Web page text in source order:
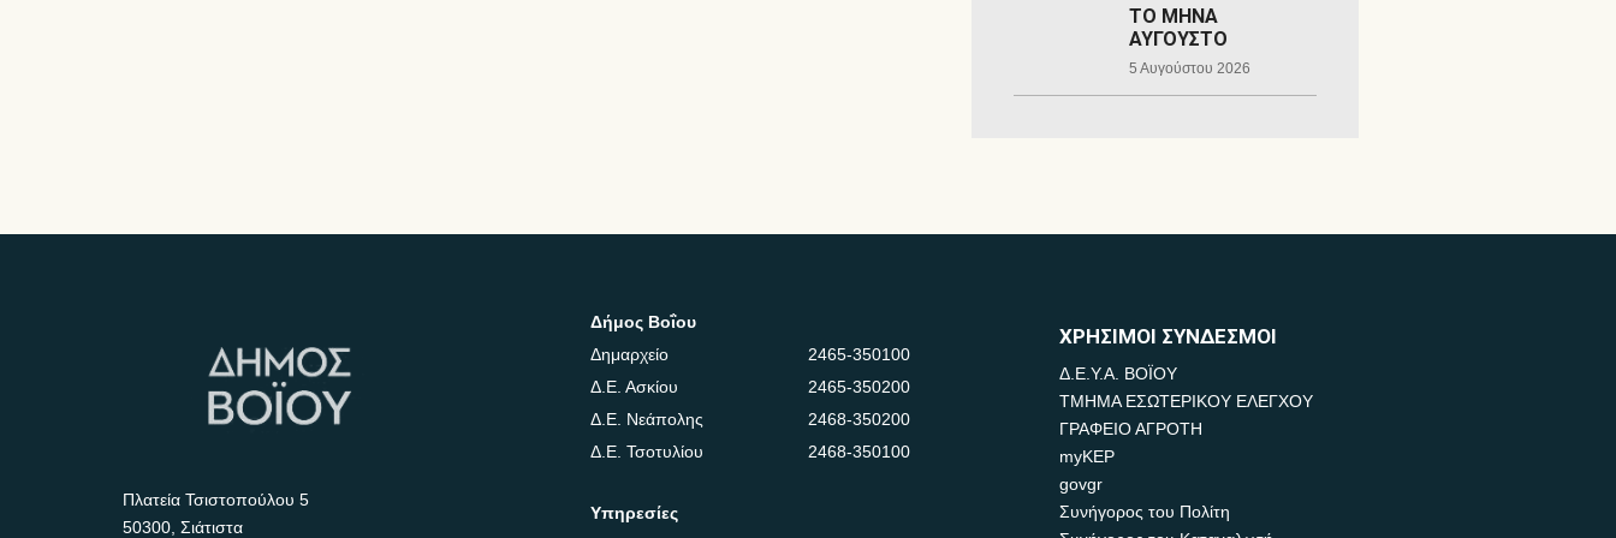
ΤΟ ΜΗΝΑ
ΑΥΓΟΥΣΤΟ
5 Αυγούστου 2026
Πλατεία Τσιστοπούλου 5
50300, Σιάτιστα
Δήμος Βοΐου
Δημαρχείο
2465-350100
Δ.Ε. Ασκίου
2465-350200
Δ.Ε. Νεάπολης
2468-350200
Δ.Ε. Τσοτυλίου
2468-350100
Υπηρεσίες
ΧΡΗΣΙΜΟΙ ΣΥΝΔΕΣΜΟΙ
Δ.Ε.Υ.Α. ΒΟΪΟΥ
ΤΜΗΜΑ ΕΣΩΤΕΡΙΚΟΥ ΕΛΕΓΧΟΥ
ΓΡΑΦΕΙΟ ΑΓΡΟΤΗ
myKEP
govgr
Συνήγορος του Πολίτη